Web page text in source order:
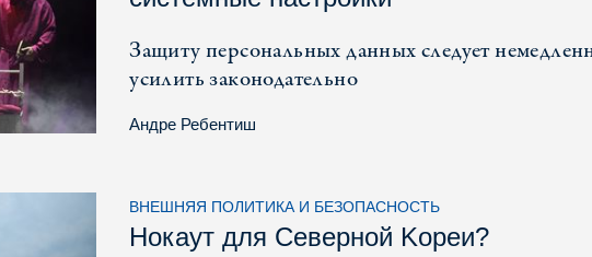
Защиту персональных данных следует
усилить законодательно
Андре Ребентиш
ВНЕШНЯЯ ПОЛИТИКА И БЕЗОПАСНОСТЬ
Нокаут для Северной Kореи?